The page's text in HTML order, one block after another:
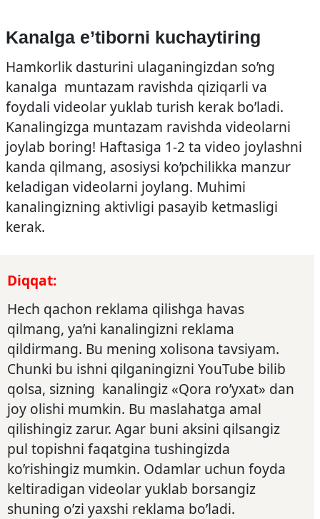
Kanalga e’tiborni kuchaytiring
Hamkorlik dasturini ulaganingizdan so’ng
kanalga muntazam ravishda qiziqarli va
foydali videolar yuklab turish kerak bo’ladi.
Kanalingizga muntazam ravishda videolarni
joylab boring! Haftasiga 1-2 ta video joylashni
kanda qilmang, asosiysi ko’pchilikka manzur
keladigan videolarni joylang. Muhimi
kanalingizning aktivligi pasayib ketmasligi
kerak.
Diqqat:
Hech qachon reklama qilishga havas
qilmang, ya’ni kanalingizni reklama
qildirmang. Bu mening xolisona tavsiyam.
Chunki bu ishni qilganingizni YouTube bilib
qolsa, sizning kanalingiz «Qora ro’yxat» dan
joy olishi mumkin. Bu maslahatga amal
qilishingiz zarur. Agar buni aksini qilsangiz
pul topishni faqatgina tushingizda
ko’rishingiz mumkin. Odamlar uchun foyda
keltiradigan videolar yuklab borsangiz
shuning o’zi yaxshi reklama bo’ladi.